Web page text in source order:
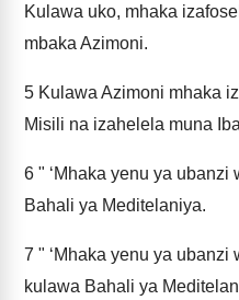
Kulawa uko, mhaka
mbaka Azimoni.
5 Kulawa Azimoni mhaka
Misili na izahelela muna
6 " ‘Mhaka yenu ya
Bahali ya Meditelaniya.
7 " ‘Mhaka yenu ya
kulawa Bahali ya